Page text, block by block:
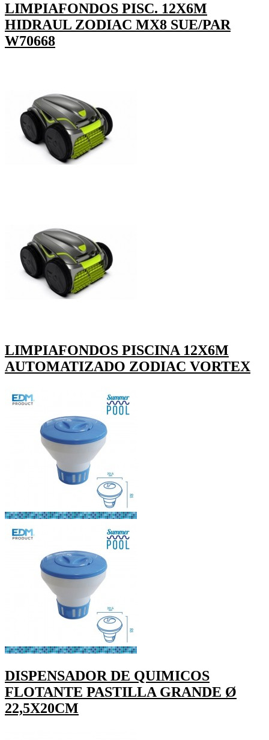
LIMPIAFONDOS PISC. 12X6M
HIDRAUL ZODIAC MX8 SUE/PAR
W70668
LIMPIAFONDOS PISCINA 12X6M
AUTOMATIZADO ZODIAC VORTEX
DISPENSADOR DE QUIMICOS
FLOTANTE PASTILLA GRANDE Ø
22,5X20CM